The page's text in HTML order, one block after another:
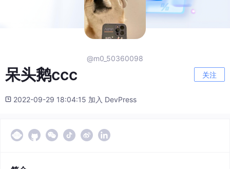
@m0_50360098
呆头鹅ccc 关注
2022-09-29 18:04:15 加入 DevPress